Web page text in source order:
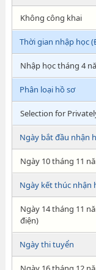
Không công khai
Thời gian nhập học
Nhập học tháng 4
Phân loại hồ sơ
Selection for
Ngày bắt đầu nhận
Ngày 10 tháng 11
Ngày kết thúc nhận
Ngày 14 tháng 11
điện)
Ngày thi tuyển